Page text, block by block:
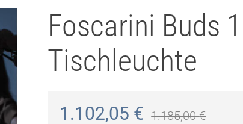
Foscarini Buds 1
Tischleuchte
1.102,05 € 1.185,00€